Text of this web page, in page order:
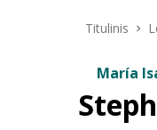
ELVIS atvyksta
Titulinis
María